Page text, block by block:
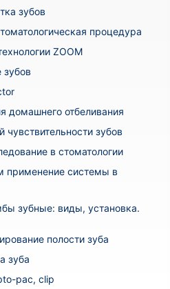
зубов
процедура
ZOOM
домашнего отбеливания
зубов
в стоматологии
применение системы в
зубные: виды, установка.
полости зуба
зуба
pac, clip